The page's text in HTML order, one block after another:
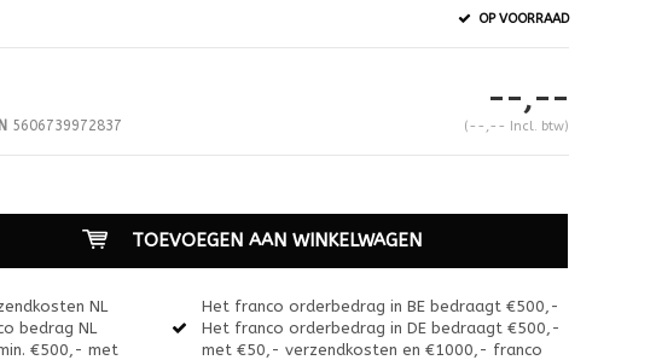
OP VOORRAAD
5606739972837
--,--
(--,-- Incl. btw)
TOEVOEGEN AAN WINKELWAGEN
NL
bedrag NL
€500,- met
Het franco orderbedrag in BE bedraagt €500,-
Het franco orderbedrag in DE bedraagt €500,-
met €50,- verzendkosten en €1000,- franco